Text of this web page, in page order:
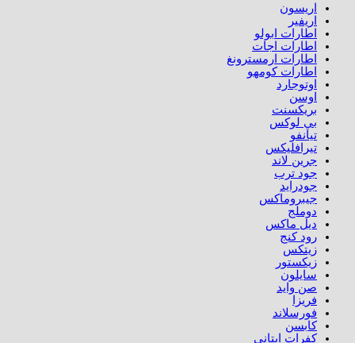
اريسون
اريفير
اطارات ابولو
اطارات اجات
اطارات ارمسترونغ
اطارات كومهو​
اوتوجارد
اوسن
بريكسنت
بي لوكس
تيانفو
تيرافليكس
جرين لاند
جود ترب
جودرايد
جيبروماكس
دوملج
ديل ماكس
رود كنج
زيتكس
زيكستور
سايلون
صن وايد
فريزا
فورسلاند
كابسن
كفرات ابتاني